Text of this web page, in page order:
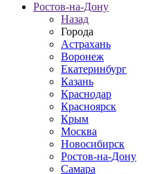
Ростов-на-Дону
Назад
Города
Астрахань
Воронеж
Екатеринбург
Казань
Краснодар
Красноярск
Крым
Москва
Новосибирск
Ростов-на-Дону
Самара